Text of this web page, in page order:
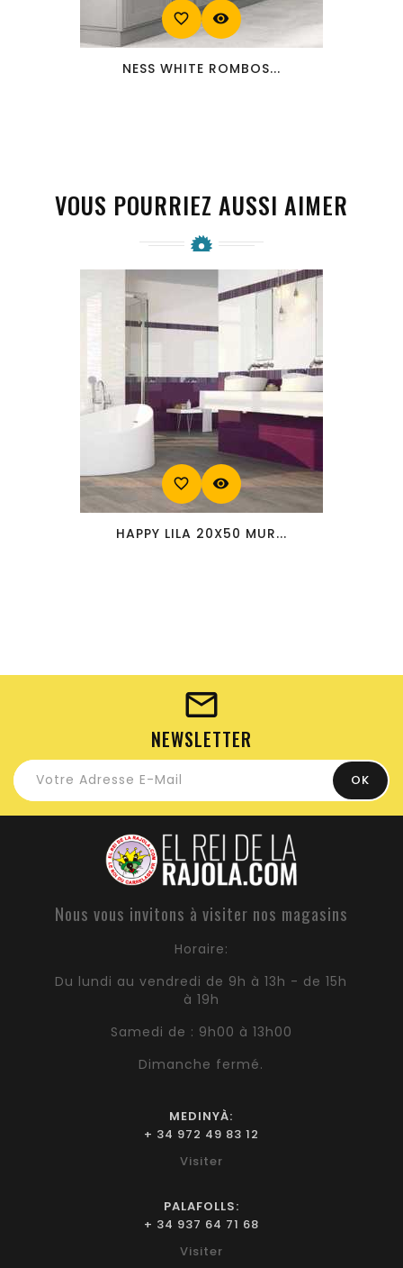
favorite_border visibility
NESS WHITE ROMBOS...
VOUS POURRIEZ AUSSI AIMER
favorite_border visibility
HAPPY LILA 20X50 MUR...
NEWSLETTER
Nous vous invitons à visiter nos magasins
Horaire:
Du lundi au vendredi de 9h à 13h - de 15h
à 19h
Samedi de : 9h00 à 13h00
Dimanche fermé.
MEDINYÀ:
+ 34 972 49 83 12
Visiter
PALAFOLLS:
+ 34 937 64 71 68
Visiter